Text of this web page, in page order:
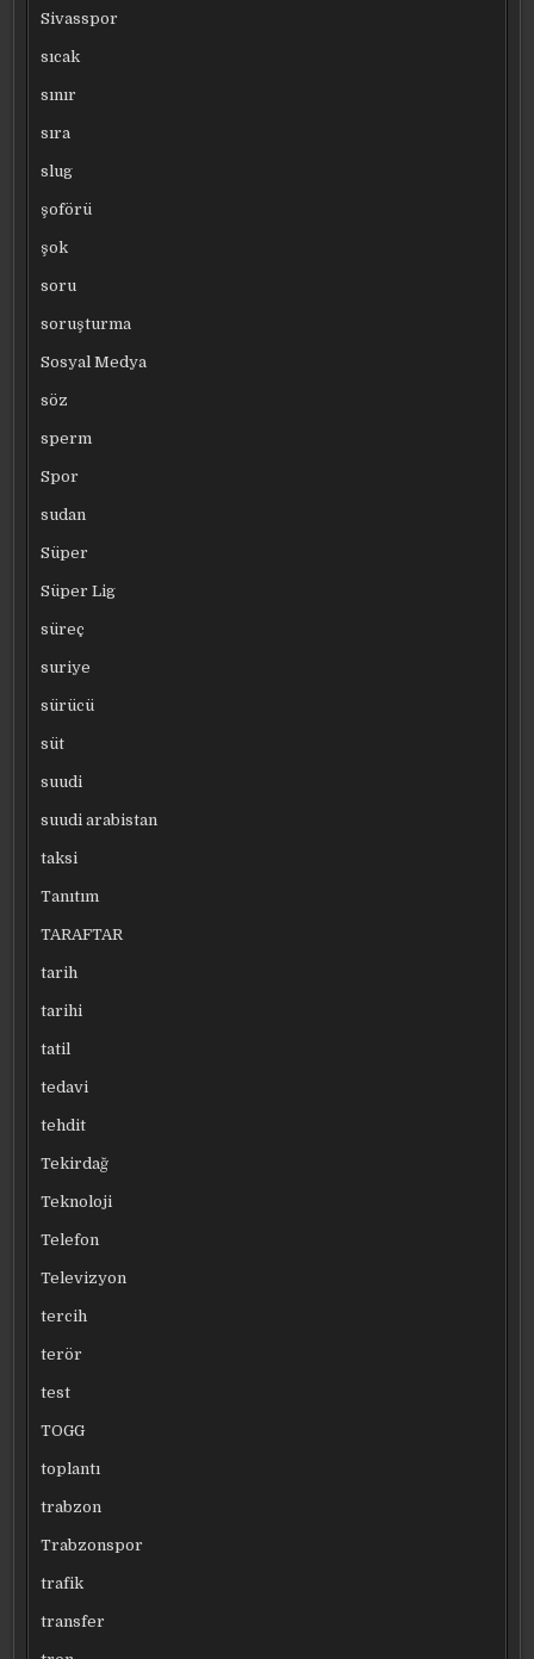
Sivasspor
sıcak
sınır
sıra
slug
şoförü
şok
soru
soruşturma
Sosyal Medya
söz
sperm
Spor
sudan
Süper
Süper Lig
süreç
suriye
sürücü
süt
suudi
suudi arabistan
taksi
Tanıtım
TARAFTAR
tarih
tarihi
tatil
tedavi
tehdit
Tekirdağ
Teknoloji
Telefon
Televizyon
tercih
terör
test
TOGG
toplantı
trabzon
Trabzonspor
trafik
transfer